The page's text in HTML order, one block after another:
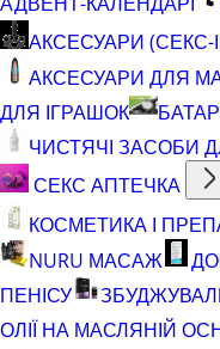
АКСЕСУАРИ (СЕКС-
АКСЕСУАРИ ДЛЯ
ДЛЯ ІГРАШОК
ЧИСТЯЧІ ЗАСОБИ
СЕКС АПТЕЧКА
КОСМЕТИКА І
NURU МАСАЖ
ПЕНІСУ
ОЛІЇ НА МАСЛЯНІЙ